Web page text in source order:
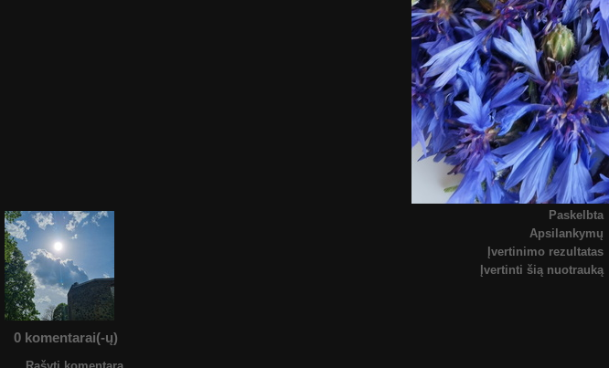
Paskelbta
Apsilankymų
Įvertinimo rezultatas
Įvertinti šią nuotrauką
0 komentarai(-ų)